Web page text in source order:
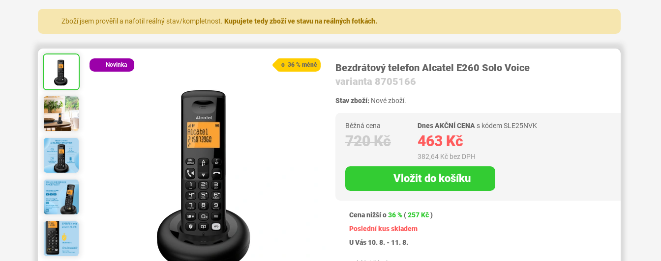
Zboží jsem prověřil a nafotil reálný stav/kompletnost. Kupujete tedy zboží ve stavu na reálných fotkách.
Novinka o 36 % méně
Bezdrátový telefon Alcatel E260 Solo Voice
varianta 8705166
Stav zboží: Nové zboží.
Běžná cena
720 Kč
Dnes AKČNÍ CENA s kódem SLE25NVK
463 Kč
382,64 Kč bez DPH
Vložit do košíku
Cena nižší o36 % (257 Kč)
Poslední kus skladem
U Vás 10. 8. - 11. 8.